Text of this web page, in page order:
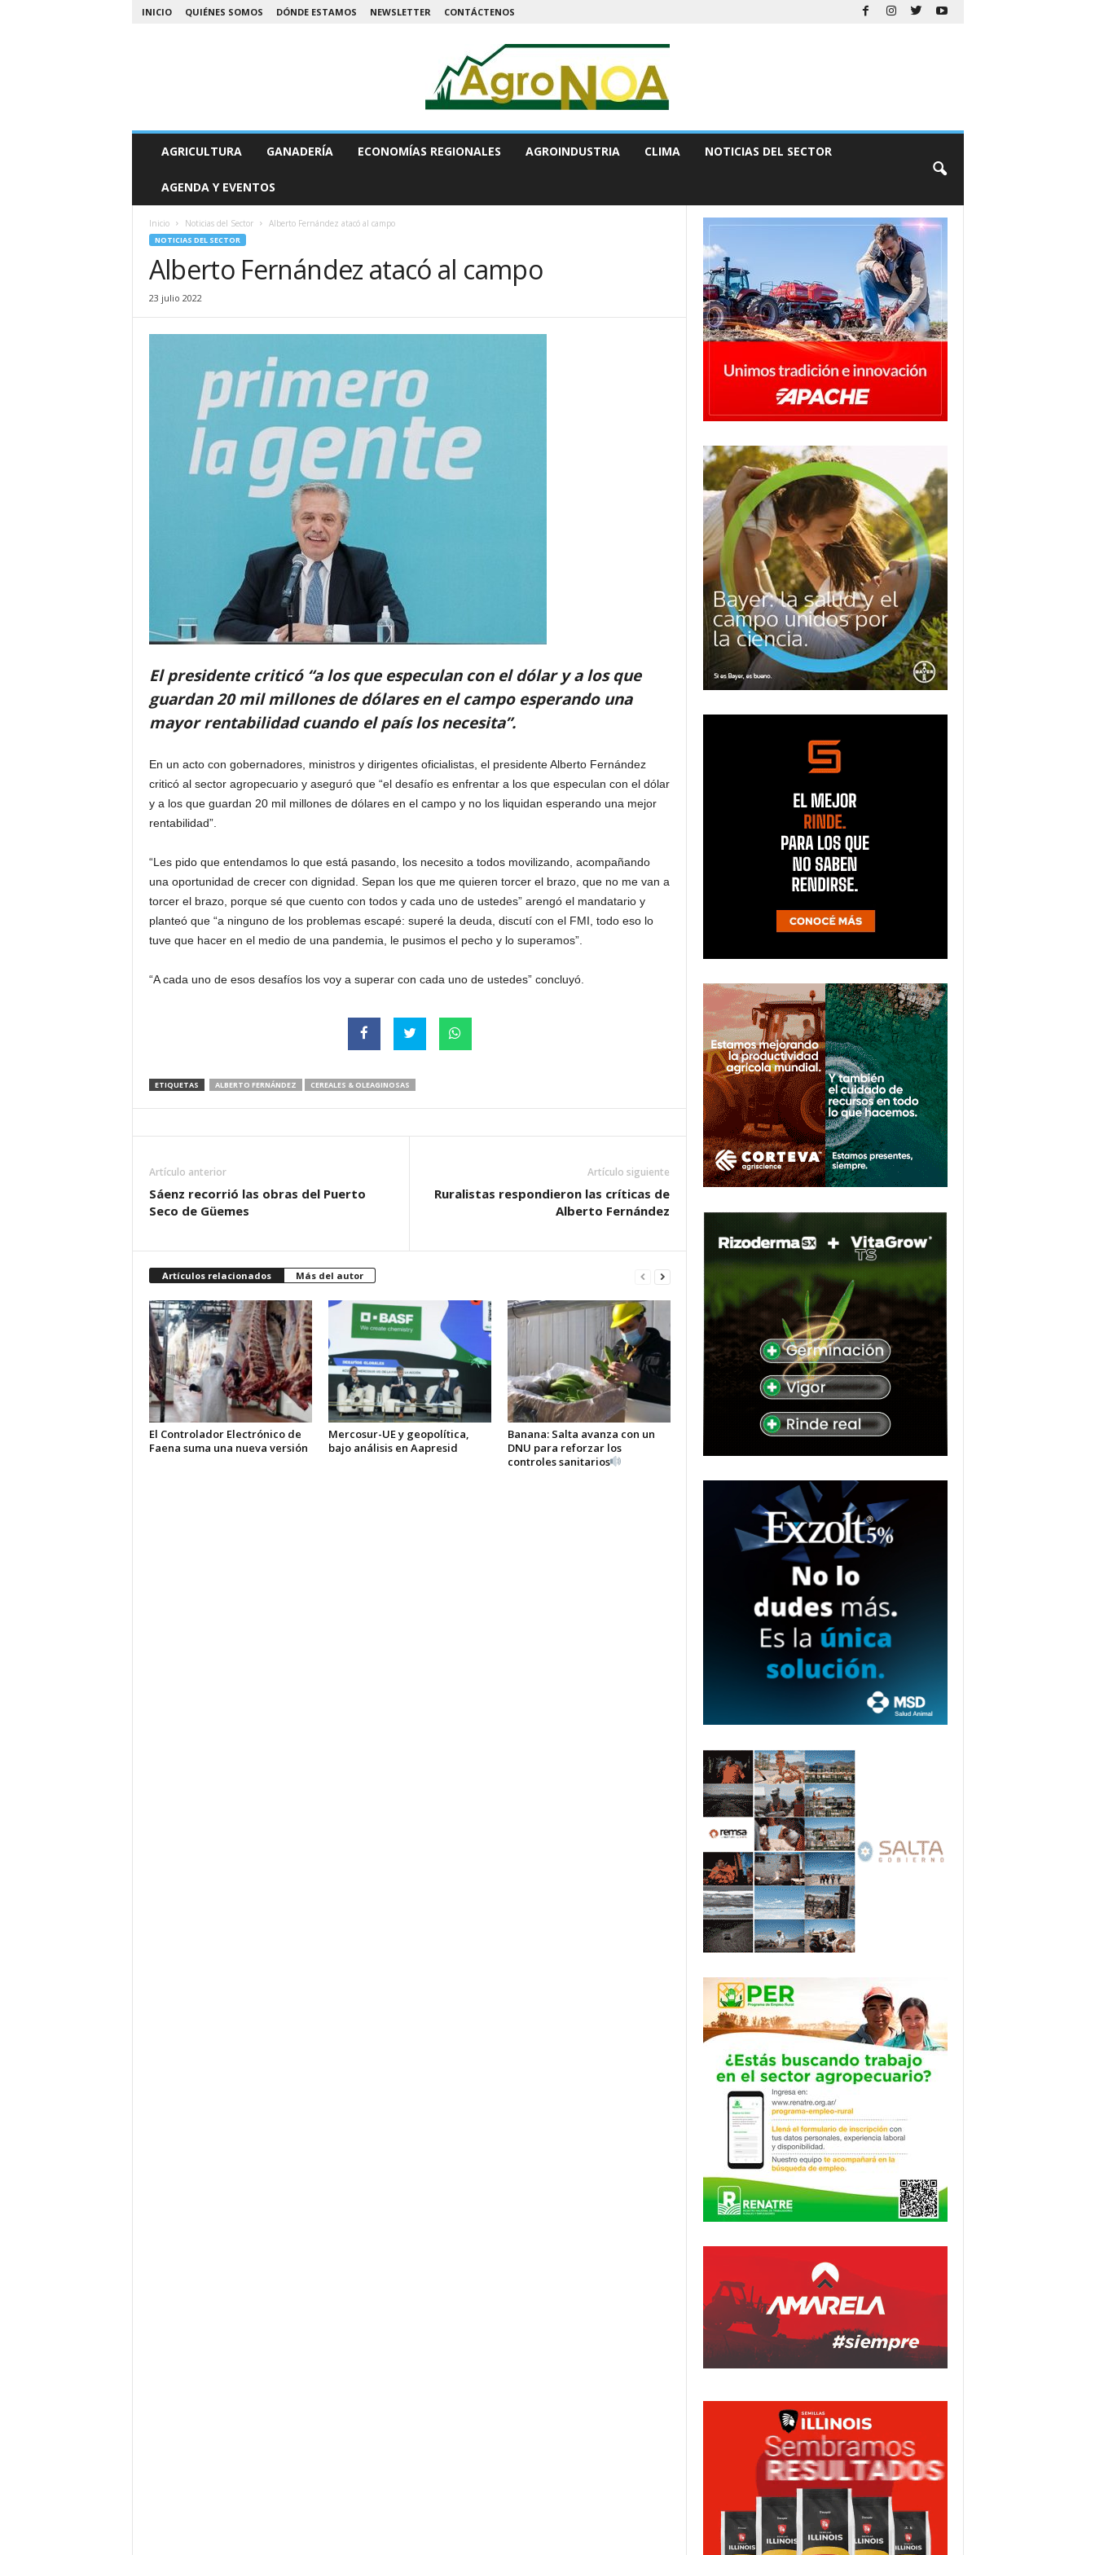
INICIO QUIÉNES SOMOS DÓNDE ESTAMOS NEWSLETTER CONTÁCTENOS
N
AGRICULTURA GANADERÍA ECONOMÍAS REGIONALES AGROINDUSTRIA CLIMA NOTICIAS DEL SECTOR
AGENDA Y EVENTOS
Inicio Noticias del Sector Alberto Fernández atacó al campo
NOTICIAS DEL SECTOR
Alberto Fernández atacó al campo
23 julio 2022
El presidente criticó “a los que especulan con el dólar y a los que
guardan 20 mil millones de dólares en el campo esperando una
mayor rentabilidad cuando el país los necesita”.
En un acto con gobernadores, ministros y dirigentes oficialistas, el presidente Alberto Fernández
criticó al sector agropecuario y aseguró que “el desafío es enfrentar a los que especulan con el dólar
y a los que guardan 20 mil millones de dólares en el campo y no los liquidan esperando una mejor
rentabilidad”.
“Les pido que entendamos lo que está pasando, los necesito a todos movilizando, acompañando
una oportunidad de crecer con dignidad. Sepan los que me quieren torcer el brazo, que no me van a
torcer el brazo, porque sé que cuento con todos y cada uno de ustedes” arengó el mandatario y
planteó que “a ninguno de los problemas escapé: superé la deuda, discutí con el FMI, todo eso lo
tuve que hacer en el medio de una pandemia, le pusimos el pecho y lo superamos”.
“A cada uno de esos desafíos los voy a superar con cada uno de ustedes” concluyó.
ETIQUETAS ALBERTO FERNÁNDEZ CEREALES & OLEAGINOSAS
Artículo anterior
Sáenz recorrió las obras del Puerto
Seco de Güemes
Artículo siguiente
Ruralistas respondieron las críticas de
Alberto Fernández
Artículos relacionados Más del autor
El Controlador Electrónico de
Faena suma una nueva versión
Mercosur-UE y geopolítica,
bajo análisis en Aapresid
Banana: Salta avanza con un
DNU para reforzar los
controles sanitarios